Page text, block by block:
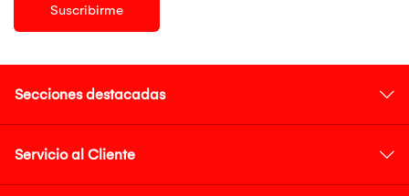
Suscribirme
Secciones destacadas
Servicio al Cliente